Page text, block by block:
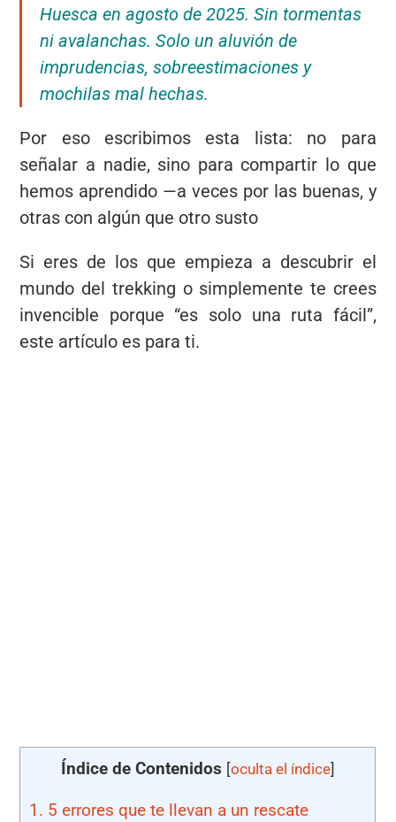
Huesca en agosto de 2025. Sin tormentas
ni avalanchas. Solo un aluvión de
imprudencias, sobreestimaciones y
mochilas mal hechas.
Por eso escribimos esta lista: no para
señalar a nadie, sino para compartir lo que
hemos aprendido —a veces por las buenas, y
otras con algún que otro susto
Si eres de los que empieza a descubrir el
mundo del trekking o simplemente te crees
invencible porque “es solo una ruta fácil”,
este artículo es para ti.
Índice de Contenidos [oculta el índice]
1. 5 errores que te llevan a un rescate